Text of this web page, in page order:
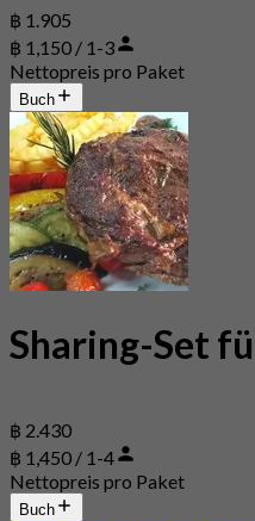
฿ 1.905
฿ 1,150 / 1-3
Nettopreis pro Paket
Buch
Sharing-Set
฿ 2.430
฿ 1,450 / 1-4
Nettopreis pro Paket
Buch